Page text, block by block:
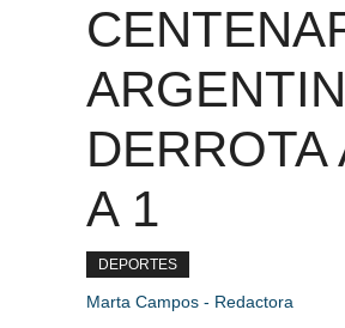
DERROTA
A 1
DEPORTES
Marta Campos - Redactora